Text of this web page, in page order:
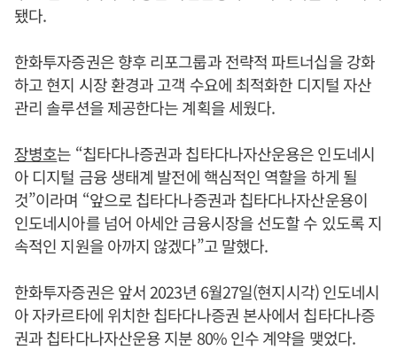
됐다.
한화투자증권은 향후 리포그룹과 전략적 파트너십을 강화
하고 현지 시장 환경과 고객 수요에 최적화한 디지털 자산
관리 솔루션을 제공한다는 계획을 세웠다.
장병호는 “칩타다나증권과 칩타다나자산운용은 인도네시
아 디지털 금융 생태계 발전에 핵심적인 역할을 하게 될
것”이라며 “앞으로 칩타다나증권과 칩타다나자산운용이
인도네시아를 넘어 아세안 금융시장을 선도할 수 있도록 지
속적인 지원을 아까지 않겠다”고 말했다.
한화투자증권은 앞서 2023년 6월27일(현지시각) 인도네시
아 자카르타에 위치한 칩타다나증권 본사에서 칩타다나증
권과 칩타다나자산운용 지분 80% 인수 계약을 맺었다.